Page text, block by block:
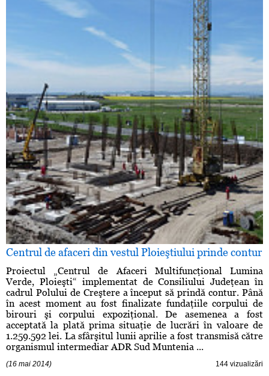
Centrul de afaceri din vestul Ploieştiului prinde contur
Proiectul „Centrul de Afaceri Multifuncţional Lumina
Verde, Ploieşti“ implementat de Consiliului Judeţean în
cadrul Polului de Creştere a început să prindă contur. Până
în acest moment au fost finalizate fundaţiile corpului de
birouri şi corpului expoziţional. De asemenea a fost
acceptată la plată prima situaţie de lucrări în valoare de
1.259.592 lei. La sfârşitul lunii aprilie a fost transmisă către
organismul intermediar ADR Sud Muntenia ...
(16 mai 2014) 144 vizualizări